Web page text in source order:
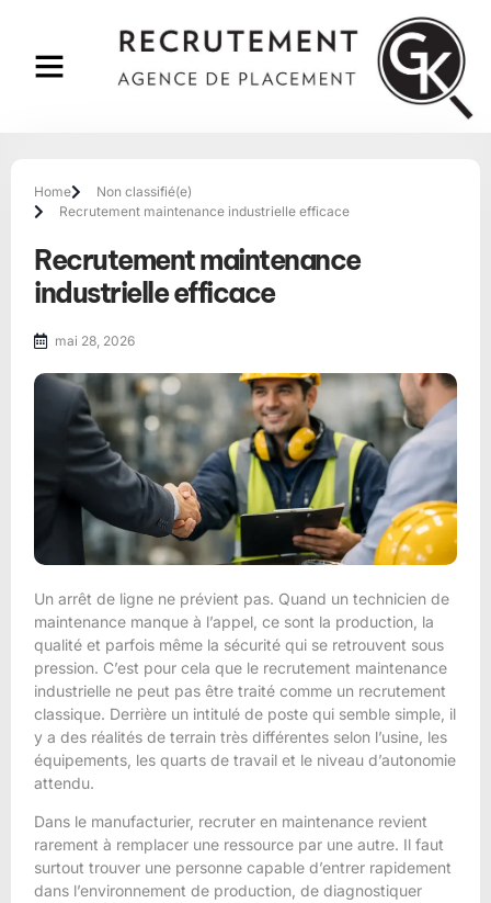
Home
Non classifié(e)
Recrutement maintenance industrielle efficace
Recrutement maintenance
industrielle efficace
mai 28, 2026
Un arrêt de ligne ne prévient pas. Quand un technicien de
maintenance manque à l’appel, ce sont la production, la
qualité et parfois même la sécurité qui se retrouvent sous
pression. C’est pour cela que le recrutement maintenance
industrielle ne peut pas être traité comme un recrutement
classique. Derrière un intitulé de poste qui semble simple, il
y a des réalités de terrain très différentes selon l’usine, les
équipements, les quarts de travail et le niveau d’autonomie
attendu.
Dans le manufacturier, recruter en maintenance revient
rarement à remplacer une ressource par une autre. Il faut
surtout trouver une personne capable d’entrer rapidement
dans l’environnement de production, de diagnostiquer